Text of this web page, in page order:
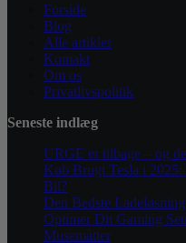
Forside
Blog
Alle artikler
Kontakt
Om os
Privatlivspolitik
Seneste indlæg
URGE er tilbage – og
Køb Brugt Tesla i
Bil?
Den Bedste
Optimer Dit Gaming
Musemåtter